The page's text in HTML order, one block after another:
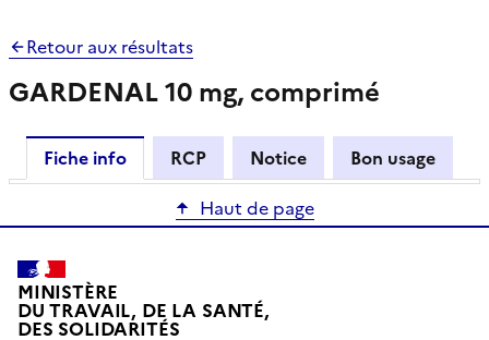
Retour aux résultats
GARDENAL 10 mg, comprimé
Fiche info RCP Notice
Bon usage
Haut de page
MINISTÈRE
DU TRAVAIL, DE LA SANTÉ,
DES SOLIDARITÉS